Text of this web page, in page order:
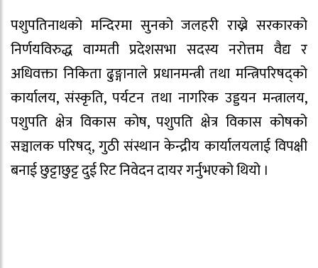
पशुपतिनाथको मन्दिरमा सुनको जलहरी राख्ने सरकारको
निर्णयविरुद्ध वाग्मती प्रदेशसभा सदस्य नरोत्तम वैद्य र
अधिवक्ता निकिता ढुङ्गानाले प्रधानमन्त्री तथा मन्त्रिपरिषद्को
कार्यालय, संस्कृति, पर्यटन तथा नागरिक उड्डयन मन्त्रालय,
पशुपति क्षेत्र विकास कोष, पशुपति क्षेत्र विकास कोषको
सञ्चालक परिषद्, गुठी संस्थान केन्द्रीय कार्यालयलाई विपक्षी
बनाई छुट्टाछुट्ट दुई रिट निवेदन दायर गर्नुभएको थियो ।